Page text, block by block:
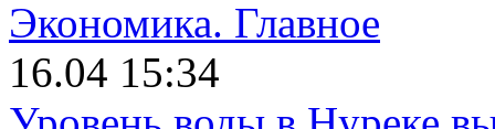
Экономика. Главное
16.04 15:34